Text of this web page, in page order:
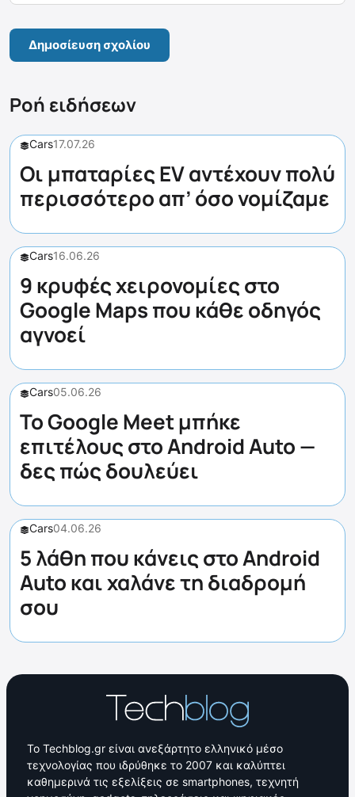
Ροή ειδήσεων
Cars17.07.26
Οι μπαταρίες EV αντέχουν πολύ
περισσότερο απ’ όσο νομίζαμε
Cars16.06.26
9 κρυφές χειρονομίες στο
Google Maps που κάθε οδηγός
αγνοεί
Cars05.06.26
Το Google Meet μπήκε
επιτέλους στο Android Auto —
δες πώς δουλεύει
Cars04.06.26
5 λάθη που κάνεις στο Android
Auto και χαλάνε τη διαδρομή
σου
Το Techblog.gr είναι ανεξάρτητο ελληνικό μέσο
τεχνολογίας που ιδρύθηκε το 2007 και καλύπτει
καθημερινά τις εξελίξεις σε smartphones, τεχνητή